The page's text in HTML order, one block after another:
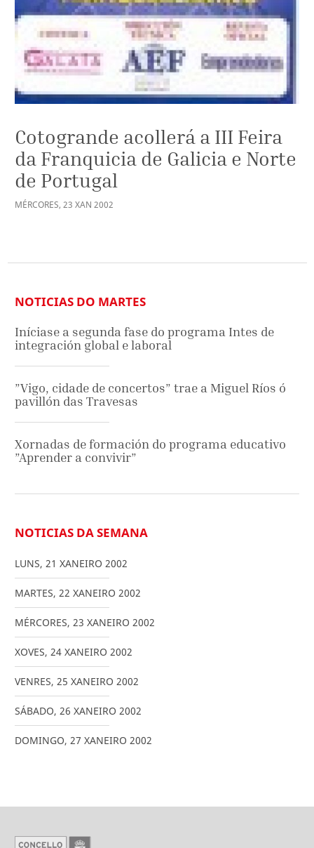
Cotogrande acollerá a III Feira
da Franquicia de Galicia e Norte
de Portugal
MÉRCORES, 23 XAN 2002
NOTICIAS DO MARTES
Iníciase a segunda fase do programa Intes de
integración global e laboral
”Vigo, cidade de concertos” trae a Miguel Ríos ó
pavillón das Travesas
Xornadas de formación do programa educativo
”Aprender a convivir”
NOTICIAS DA SEMANA
LUNS, 21 XANEIRO 2002
MARTES, 22 XANEIRO 2002
MÉRCORES, 23 XANEIRO 2002
XOVES, 24 XANEIRO 2002
VENRES, 25 XANEIRO 2002
SÁBADO, 26 XANEIRO 2002
DOMINGO, 27 XANEIRO 2002